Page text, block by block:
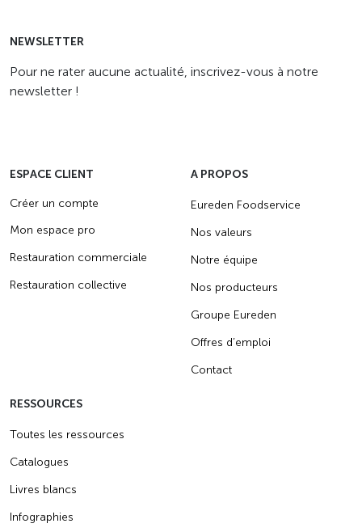
NEWSLETTER
Pour ne rater aucune actualité, inscrivez-vous à notre
newsletter !
ESPACE CLIENT
Créer un compte
Mon espace pro
Restauration commerciale
Restauration collective
A PROPOS
Eureden Foodservice
Nos valeurs
Notre équipe
Nos producteurs
Groupe Eureden
Offres d’emploi
Contact
RESSOURCES
Toutes les ressources
Catalogues
Livres blancs
Infographies